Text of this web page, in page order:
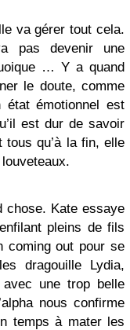
va gérer tout cela.
pas devenir une
… Y a quand
le doute, comme
état émotionnel est
est dur de savoir
qu’à la fin, elle
chose. Kate essaye
pleins de fils
coming out pour se
dragouille Lydia,
une trop belle
nous confirme
temps à mater les